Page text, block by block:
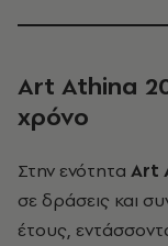
Art Athina
χρόνο
Στην ενότητα Art
σε δράσεις και
έτους,